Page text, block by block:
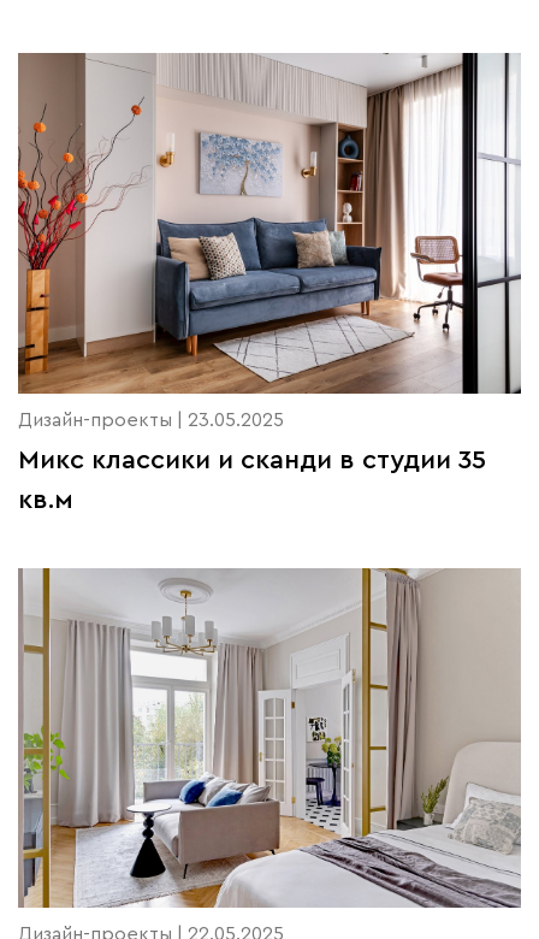
Дизайн-проекты | 23.05.2025
Микс классики и сканди в студии 35
кв.м
Дизайн-проекты | 22.05.2025